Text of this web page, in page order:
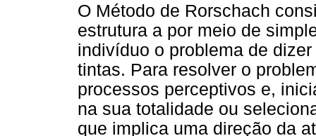
O Método de Rorschach
estrutura a por meio de
indivíduo o problema de
tintas. Para resolver o
processos perceptivos e,
na sua totalidade ou
que implica uma direção da